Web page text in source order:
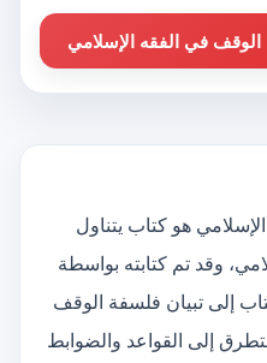
في الفقه الإسلامي
هو كتاب يتناول
وقد تم كتابته بواسطة
إلى تبيان فلسفة الوقف
إلى القواعد والضوابط